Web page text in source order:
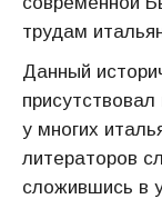
трудам
Данный
у многих
литераторов
сложившись в